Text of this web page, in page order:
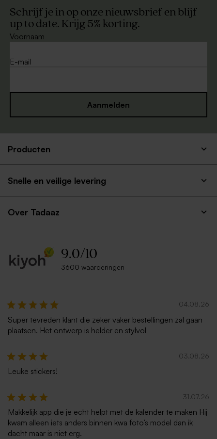
Schrijf je in op onze nieuwsbrief en blijf
up to date. Krijg 5% korting.
Voornaam
E-mail
Aanmelden
Producten
Snelle en veilige levering
Over Tadaaz
9.0/10
3600 waarderingen
04.08.26
Super tevreden klant die zeker vaker bestellingen zal gaan
plaatsen. Het ontwerp is helder en stylvol
03.08.26
Leuke stickers!
31.07.26
Makkelijk app die je echt helpt met de kalender te maken Hij
kwam alleen iets anders binnen kwa foto’s model dan ik
dacht maar is niet erg.